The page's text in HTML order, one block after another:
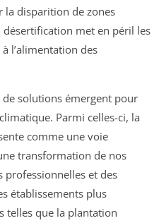
la disparition de zones
met en péril les
l’alimentation des
de solutions émergent pour
Parmi celles-ci, la
comme une voie
transformation de nos
professionnelles et des
établissements plus
telles que la plantation